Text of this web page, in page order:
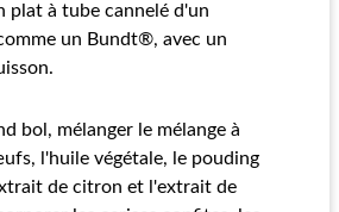
plat à tube cannelé d'un
un Bundt®, avec un
bol, mélanger le mélange à
l'huile végétale, le pouding
de citron et l'extrait de